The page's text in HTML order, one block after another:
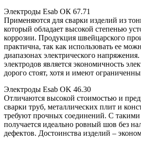
Электроды Esab ОК 67.71
Применяются для сварки изделий из
который обладает высокой степенью
коррозии. Продукция швейцарского
практична, так как использовать ее
диапазонах электрического
электродов является экономичность
дорого стоят, хотя и имеют
Электроды Esab OK 46.30
Отличаются высокой стоимостью и
сварки труб, металлических плит и
требуют прочных соединений. С такими
получается идеально ровный шов без
дефектов. Достоинства изделий –